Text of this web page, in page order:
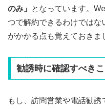
のみ」
となっています。
つで解約できるわけではな
がかかる点も覚えておきま
勧誘時に確認すべきこ
もし、訪問営業や電話勧